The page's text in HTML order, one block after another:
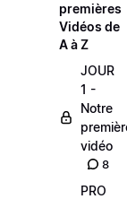
premières
Vidéos de
A à Z
JOUR
1 -
Notre
vidéo
8
PRO